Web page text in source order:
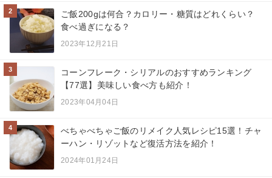
2
ご飯200gは何合？カロリー・糖質はどれくらい？
食べ過ぎになる？
2023年12月21日
3
コーンフレーク・シリアルのおすすめランキング
【77選】美味しい食べ方も紹介！
2023年04月04日
4
べちゃべちゃご飯のリメイク人気レシピ15選！チャ
ーハン・リゾットなど復活方法を紹介！
2024年01月24日